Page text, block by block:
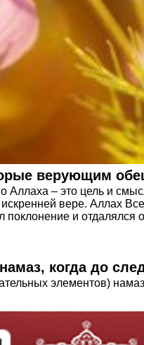
верующим
Аллаха – это цель и
искренней вере. Аллах
и отдалялся
когда до
элементов)